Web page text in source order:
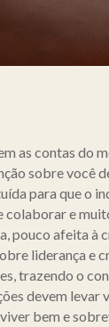
as contas
sobre você
para que o
colaborar e
pouco afeita
liderança e
trazendo o
devem
bem e